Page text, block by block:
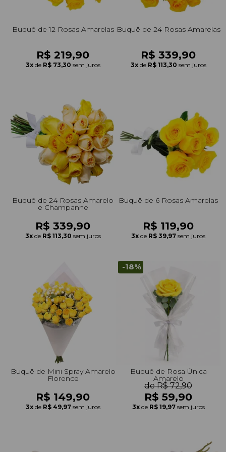
Buquê de 12 Rosas Amarelas
R$ 219,90
3x de R$ 73,30 sem juros
Buquê de 24 Rosas Amarelas
R$ 339,90
3x de R$ 113,30 sem juros
Buquê de 24 Rosas Amarelo
e Champanhe
R$ 339,90
3x de R$ 113,30 sem juros
Buquê de 6 Rosas Amarelas
R$ 119,90
3x de R$ 39,97 sem juros
Buquê de Mini Spray Amarelo
Florence
R$ 149,90
3x de R$ 49,97 sem juros
-18%
Buquê de Rosa Única
Amarelo
de R$ 72,90
R$ 59,90
3x de R$ 19,97 sem juros